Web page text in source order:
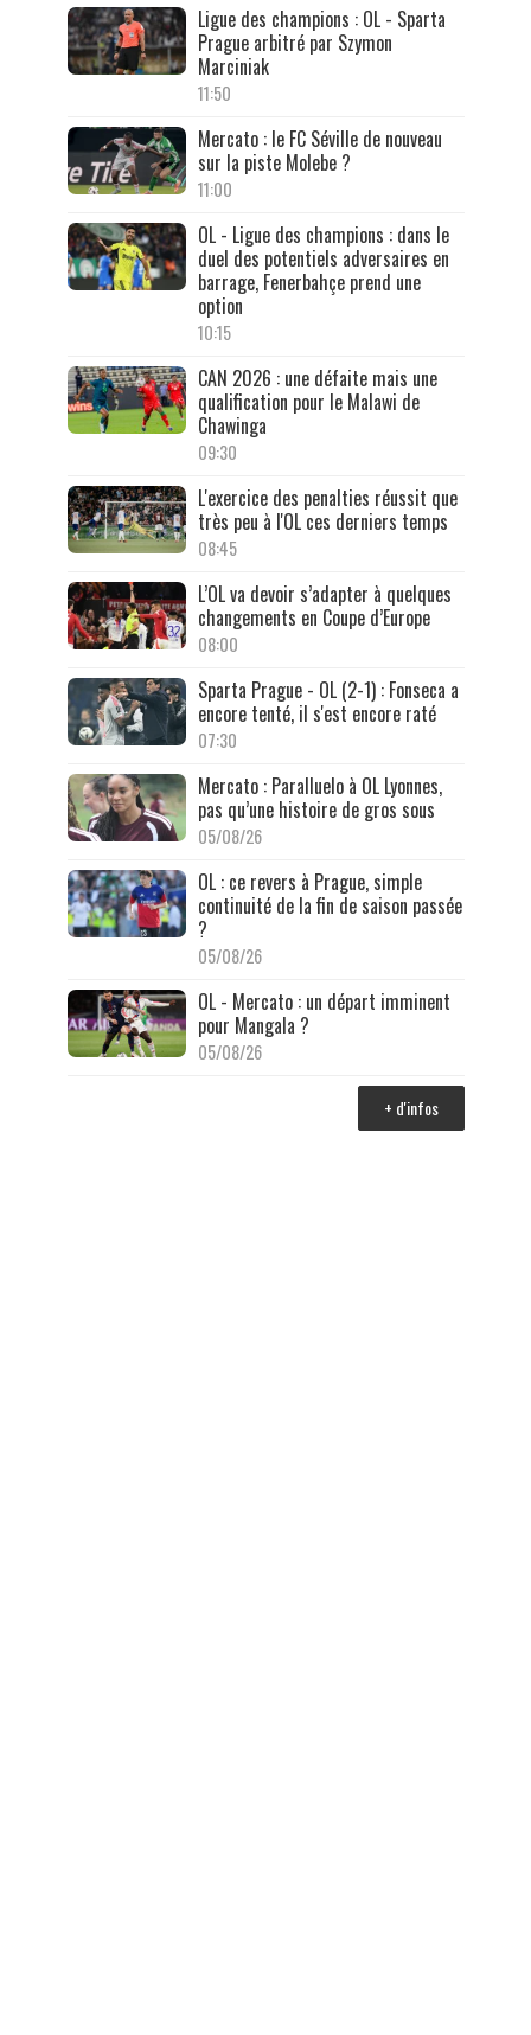
Ligue des champions : OL - Sparta
Prague arbitré par Szymon
Marciniak
11:50
Mercato : le FC Séville de nouveau
sur la piste Molebe ?
11:00
OL - Ligue des champions : dans le
duel des potentiels adversaires en
barrage, Fenerbahçe prend une
option
10:15
CAN 2026 : une défaite mais une
qualification pour le Malawi de
Chawinga
09:30
L'exercice des penalties réussit que
très peu à l'OL ces derniers temps
08:45
L’OL va devoir s’adapter à quelques
changements en Coupe d’Europe
08:00
Sparta Prague - OL (2-1) : Fonseca a
encore tenté, il s'est encore raté
07:30
Mercato : Paralluelo à OL Lyonnes,
pas qu’une histoire de gros sous
05/08/26
OL : ce revers à Prague, simple
continuité de la fin de saison passée
?
05/08/26
OL - Mercato : un départ imminent
pour Mangala ?
05/08/26
+ d'infos